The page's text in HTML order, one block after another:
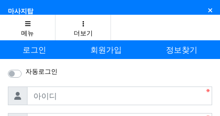
마사지탑 닫
메뉴 더보기
로그인 회원가입 정보찾기
자동로그인
아이디